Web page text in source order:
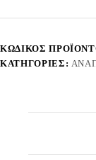
Αντιανεμικός
116832
ποσότητα
ΚΩΔΙΚΌΣ
ΚΑΤΗΓΟΡΊΕΣ: